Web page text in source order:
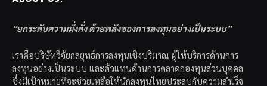
“ยกระดับความมั่งคั่ง ด้วยพลังของการลงทุนอย่างเป็นระบบ”
เราคือบริษัทวิจัยกลยุทธ์การลงทุนเชิงปริมาณ ผู้ให้บริการด้านการ
ลงทุนอย่างเป็นระบบ และตัวแทนด้านการตลาดกองทุนส่วนบุคคล
ซึ่งมีเป้าหมายที่จะช่วยเหลือให้นักลงทุนไทยประสบกับความสำเร็จ